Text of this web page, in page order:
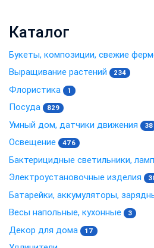
Каталог
Букеты, композиции, свежие
Выращивание растений 234
Флористика 1
Посуда 829
Умный дом, датчики движения 38
Освещение 476
Бактерицидные светильники,
Электроустановочные изделия
Батарейки, аккумуляторы,
Весы напольные, кухонные 3
Декор для дома 17